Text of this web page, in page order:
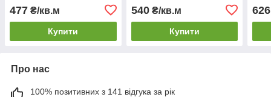
коридор
477 ₴/кв.м
Купити
килимова доріжка
540₴/кв.м
Купити
на
626
Про нас
100% позитивних з 141 відгука за рік